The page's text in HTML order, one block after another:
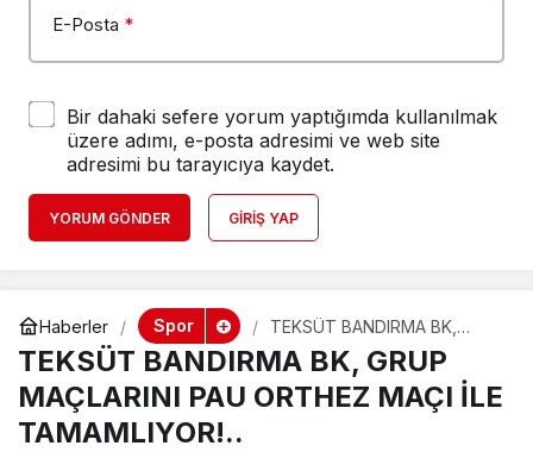
E-Posta *
Bir dahaki sefere yorum yaptığımda kullanılmak
üzere adımı, e-posta adresimi ve web site
adresimi bu tarayıcıya kaydet.
YORUM GÖNDER GIRIŞ YAP
Haberler Spor
TEKSÜT BANDIRMA BK,
GRUP MAÇLARINI PAU
ORTHEZ MAÇI İLE
TAMAMLIYOR!..
TEKSÜT BANDIRMA BK, GRUP
MAÇLARINI PAU ORTHEZ MAÇI İLE
TAMAMLIYOR!..